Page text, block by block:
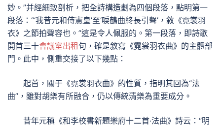
妙。”并經細致剖析，把全詩構造劃為四個段落，點明第一
段落：“‘我昔元和侍憲皇’至‘唳鶴曲終長引聲’，敘《霓裳羽
衣》之節拍聲容也。”這是令人佩服的。第一段落，即詩歌
開首三十會議室出租句，確是敘寫《霓裳羽衣曲》的主體部
門。此中，側重交接了以下幾點：
起首，關于《霓裳羽衣曲》的性質，指明其回為“法
曲”，雖對胡樂有所融合，仍以傳統清樂為重要成分。
昔年元稹《和李校書新題樂府十二首·法曲》詩云：“明